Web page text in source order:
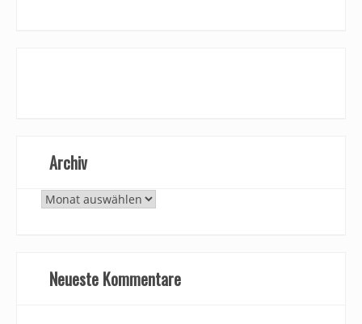
Archiv
Archiv
Neueste Kommentare